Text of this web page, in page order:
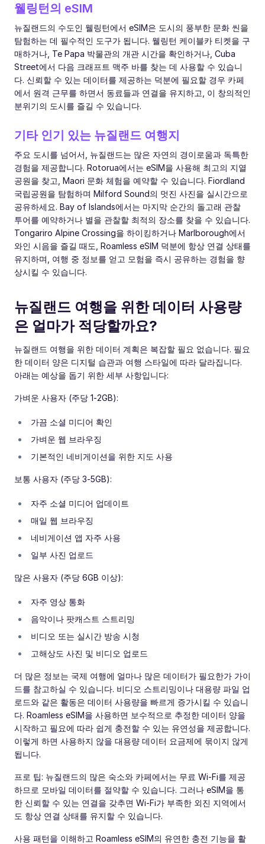
웰링턴의 eSIM
뉴질랜드의 수도인 웰링턴에서 eSIM은 도시의 풍부한 문화 씬을
탐험하는 데 필수적인 도구가 됩니다. 웰링턴 케이블카 티켓을 구
매하거나, Te Papa 박물관의 개관 시간을 확인하거나, Cuba
Street에서 다음 크래프트 맥주 바를 찾는 데 사용할 수 있습니
다. 신뢰할 수 있는 데이터를 제공하는 덕분에 필요할 경우 카페
에서 원격 근무를 하면서 동료들과 연결을 유지하고, 이 창의적인
분위기의 도시를 즐길 수 있습니다.
기타 인기 있는 뉴질랜드 여행지
주요 도시를 넘어서, 뉴질랜드는 많은 자연의 경이로움과 독특한
경험을 제공합니다. Rotorua에서는 eSIM을 사용해 최고의 지열
공원을 찾고, Maori 문화 체험을 예약할 수 있습니다. Fiordland
국립공원을 탐험하며 Milford Sound의 멋진 사진을 실시간으로
공유하세요. Bay of Islands에서는 마지막 순간의 돌고래 관찰
투어를 예약하거나 별을 관찰할 최적의 장소를 찾을 수 있습니다.
Tongariro Alpine Crossing을 하이킹하거나 Marlborough에서
와인 시음을 즐길 때도, Roamless eSIM 덕분에 항상 연결 상태를
유지하며, 여행 중 정보를 얻고 모험을 즉시 공유하는 경험을 향
상시킬 수 있습니다.
뉴질랜드 여행을 위한 데이터 사용량
은 얼마가 적당할까요?
뉴질랜드 여행을 위한 데이터 계획은 복잡할 필요 없습니다. 필요
한 데이터 양은 디지털 습관과 여행 스타일에 따라 달라집니다.
아래는 예상을 돕기 위한 세부 사항입니다:
가벼운 사용자 (주당 1-2GB):
가끔 소셜 미디어 확인
가벼운 웹 브라우징
기본적인 네비게이션을 위한 지도 사용
보통 사용자 (주당 3-5GB):
자주 소셜 미디어 업데이트
매일 웹 브라우징
네비게이션 앱 자주 사용
일부 사진 업로드
많은 사용자 (주당 6GB 이상):
자주 영상 통화
음악이나 팟캐스트 스트리밍
비디오 또는 실시간 방송 시청
고해상도 사진 및 비디오 업로드
더 많은 정보는 국제 여행에 얼마나 많은 데이터가 필요한가 가이
드를 참고하실 수 있습니다. 비디오 스트리밍이나 대용량 파일 업
로드와 같은 활동은 데이터 사용량을 빠르게 증가시킬 수 있습니
다. Roamless eSIM을 사용하면 보수적으로 추정한 데이터 양을
시작하고 필요에 따라 쉽게 충전할 수 있는 유연성을 제공합니다.
이렇게 하면 사용하지 않을 대용량 데이터 요금제에 묶이지 않게
됩니다.
프로 팁: 뉴질랜드의 많은 숙소와 카페에서는 무료 Wi-Fi를 제공
하므로 모바일 데이터를 절약할 수 있습니다. 그러나 eSIM을 통
한 신뢰할 수 있는 연결을 갖추면 Wi-Fi가 부족한 외진 지역에서
도 항상 연결 상태를 유지할 수 있습니다.
사용 패턴을 이해하고 Roamless eSIM의 유연한 충전 기능을 활